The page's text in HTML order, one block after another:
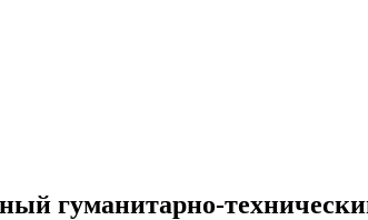
гуманитарно-